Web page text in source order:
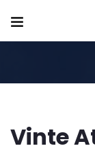
Vinte